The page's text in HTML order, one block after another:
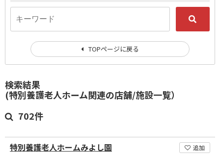
検索結果
(特別養護老人ホーム関連の店舗/施設一覧）
702件
特別養護老人ホームみよし園 追加
TOPページに戻る